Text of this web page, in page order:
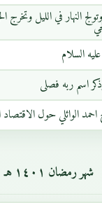
النهار في الليل
السلام
اسم ربه فصلى
الوائلي حول
شهر رمضان ١٤٠١ هـ